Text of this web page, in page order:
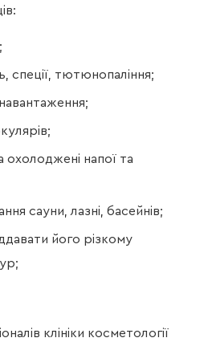
спеції, тютюнопаління;
навантаження;
охолоджені напої та
сауни, лазні, басейнів;
його різкому
клініки косметології